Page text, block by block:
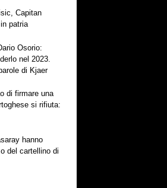
Capitan
patria
Osorio:
nel 2023.
di Kjaer
di firmare una
si rifiuta:
hanno
del cartellino di